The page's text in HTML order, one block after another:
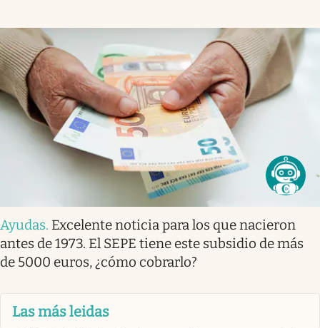
Ayudas. Excelente noticia para los que nacieron
antes de 1973. El SEPE tiene este subsidio de más
de 5000 euros, ¿cómo cobrarlo?
Las más leidas